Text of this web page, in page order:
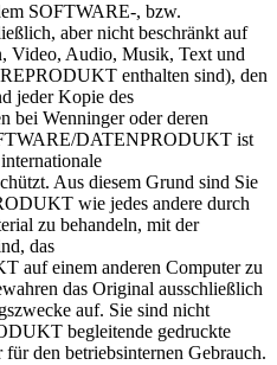
SOFTWARE-, bzw.
aber nicht beschränkt auf
Video, Audio, Musik, Text und
enthalten sind), den
jeder Kopie des
Wenninger oder deren
DATENPRODUKT ist
Aus diesem Grund sind Sie
wie jedes andere durch
zu behandeln, mit der
das
auf einem anderen Computer zu
das Original ausschließlich
auf. Sie sind nicht
begleitende gedruckte
den betriebsinternen Gebrauch.